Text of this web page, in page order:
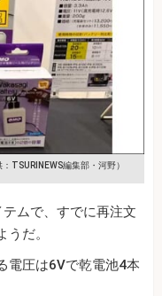
：TSURINEWS編集部・河野）
ムで、すでに再注文
だ。
電圧は6Vで乾電池4本